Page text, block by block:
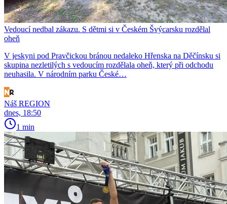
Vedoucí nedbal zákazu. S dětmi si v Českém Švýcarsku rozdělal
oheň
V jeskyni pod Pravčickou bránou nedaleko Hřenska na Děčínsku si
skupina nezletilých s vedoucím rozdělala oheň, který při odchodu
neuhasila. V národním parku České…
Náš REGION
dnes, 18:50
1 min